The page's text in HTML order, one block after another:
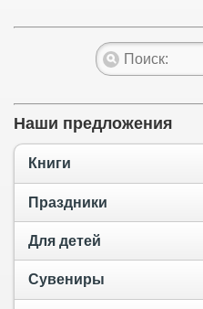
Наши предложения
Книги
Праздники
Для детей
Сувениры